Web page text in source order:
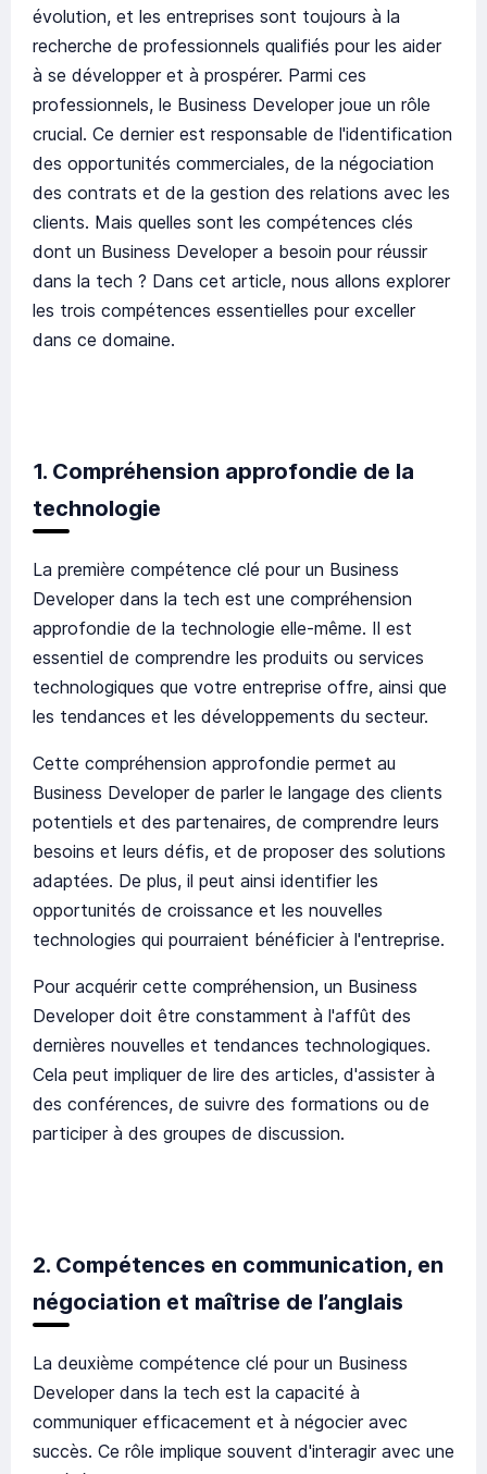
évolution, et les entreprises sont toujours à la
recherche de professionnels qualifiés pour les aider
à se développer et à prospérer. Parmi ces
professionnels, le Business Developer joue un rôle
crucial. Ce dernier est responsable de l'identification
des opportunités commerciales, de la négociation
des contrats et de la gestion des relations avec les
clients. Mais quelles sont les compétences clés
dont un Business Developer a besoin pour réussir
dans la tech ? Dans cet article, nous allons explorer
les trois compétences essentielles pour exceller
dans ce domaine.
1. Compréhension approfondie de la
technologie
La première compétence clé pour un Business
Developer dans la tech est une compréhension
approfondie de la technologie elle-même. Il est
essentiel de comprendre les produits ou services
technologiques que votre entreprise offre, ainsi que
les tendances et les développements du secteur.
Cette compréhension approfondie permet au
Business Developer de parler le langage des clients
potentiels et des partenaires, de comprendre leurs
besoins et leurs défis, et de proposer des solutions
adaptées. De plus, il peut ainsi identifier les
opportunités de croissance et les nouvelles
technologies qui pourraient bénéficier à l'entreprise.
Pour acquérir cette compréhension, un Business
Developer doit être constamment à l'affût des
dernières nouvelles et tendances technologiques.
Cela peut impliquer de lire des articles, d'assister à
des conférences, de suivre des formations ou de
participer à des groupes de discussion.
2. Compétences en communication, en
négociation et maîtrise de l’anglais
La deuxième compétence clé pour un Business
Developer dans la tech est la capacité à
communiquer efficacement et à négocier avec
succès. Ce rôle implique souvent d'interagir avec une